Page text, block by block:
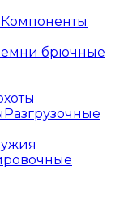
Компоненты
брючные
Разгрузочные